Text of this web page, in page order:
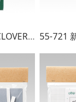
55-722 日本可乐CLOVER 新款 挂绳针码计数器